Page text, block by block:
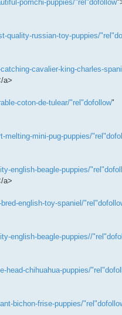
pomchi-puppies/"rel"dofollow
quality-russian-toy-puppies/
cavalier-king-charles-
a>
coton-de-tulear/"rel"dofollow"
melting-mini-pug-puppies/
english-beagle-puppies/
a>
english-toy-spaniel/
english-beagle-puppies//
head-chihuahua-puppies/
bichon-frise-puppies/